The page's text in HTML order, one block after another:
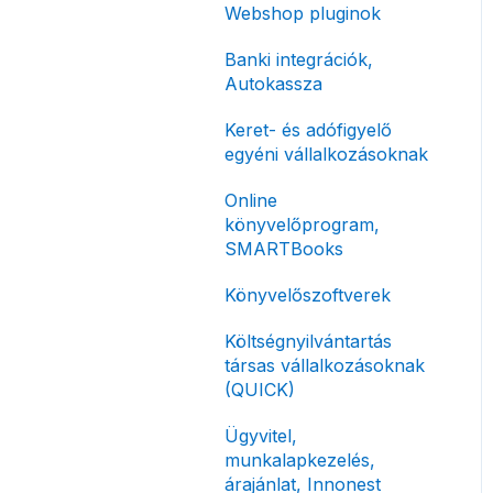
korlátozás
Fizetési módok
számlagenerálás
műveletek
számlakibocsátás /
Önszámlázás
megoldások
Archiválás
Postai szolgáltatás
Évzárás #free
csomagban
Előlegszámla, végszámla
E-számla
Devizás és idegen nyelvű
Számla piszkozat
Webshop pluginok
Banki integrációk,
Autokassza
Keret- és adófigyelő
egyéni vállalkozásoknak
Online
könyvelőprogram,
SMARTBooks
Könyvelőszoftverek
Költségnyilvántartás
társas vállalkozásoknak
(QUICK)
Ügyvitel,
munkalapkezelés,
árajánlat, Innonest